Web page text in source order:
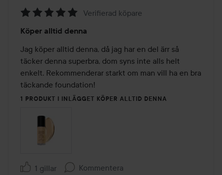
5
av
5
Verifierad köpare
Köper alltid denna
Jag köper alltid denna, då jag har en del ärr så
täcker denna superbra, dom syns inte alls helt
enkelt. Rekommenderar starkt om man vill ha en bra
täckande foundation!
1 PRODUKT I INLÄGGET KÖPER ALLTID DENNA
1 gillar Kommentera